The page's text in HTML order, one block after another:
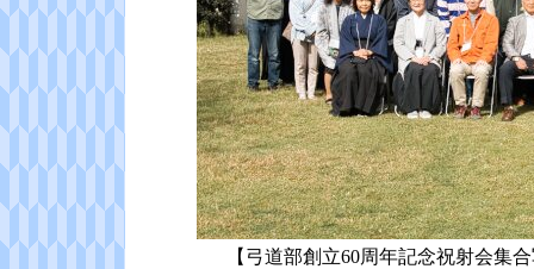
【弓道部創立60周年記念祝射会